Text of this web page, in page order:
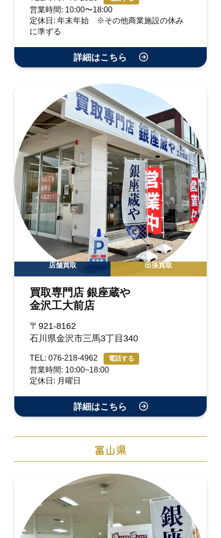
営業時間: 10:00〜18:00
定休日: 年末年始 ※その他商業施設の休み
に準ずる
詳細はこちら
店舗買取 出張買取
買取専門店 銀座蔵や
金沢工大前店
〒921-8162
石川県金沢市三馬3丁目340
TEL: 076-218-4962 電話する
営業時間: 10:00~18:00
定休日: 月曜日
詳細はこちら
富山県